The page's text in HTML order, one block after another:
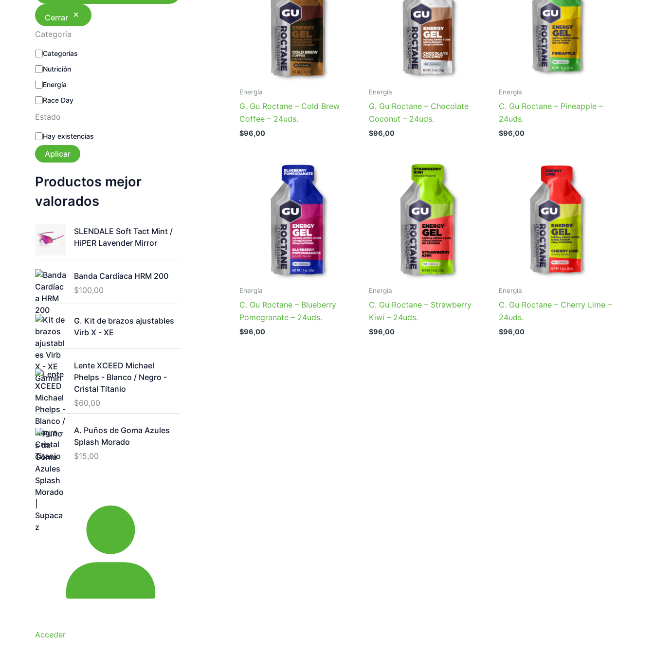
Cerrar
Categoría
C
t
e
g
o
í
Categorías
Nutrición
Energía
Race Day
Estado
E
t
a
o
Hay existencias
Aplicar
Productos mejor
valorados
SLENDALE Soft Tact Mint /
HiPER Lavender Mirror
Banda Cardíaca HRM 200
$100,00
G. Kit de brazos ajustables
Virb X - XE
Lente XCEED Michael
Phelps - Blanco / Negro -
Cristal Titanio
$60,00
A. Puños de Goma Azules
Splash Morado
$15,00
Acceder
Energía
G. Gu Roctane – Cold Brew
Coffee – 24uds.
$96,00
Energía
G. Gu Roctane – Chocolate
Coconut – 24uds.
$96,00
Energía
C. Gu Roctane – Pineapple –
24uds.
$96,00
Energía
C. Gu Roctane – Blueberry
Pomegranate – 24uds.
$96,00
Energía
C. Gu Roctane – Strawberry
Kiwi – 24uds.
$96,00
Energía
C. Gu Roctane – Cherry Lime –
24uds.
$96,00